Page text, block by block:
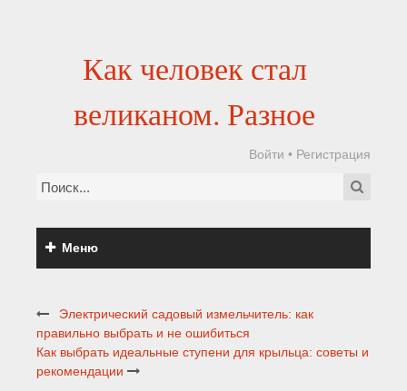
Как человек стал
великаном. Разное
Войти • Регистрация
Меню
Электрический садовый измельчитель: как
правильно выбрать и не ошибиться
Как выбрать идеальные ступени для крыльца: советы и
рекомендации